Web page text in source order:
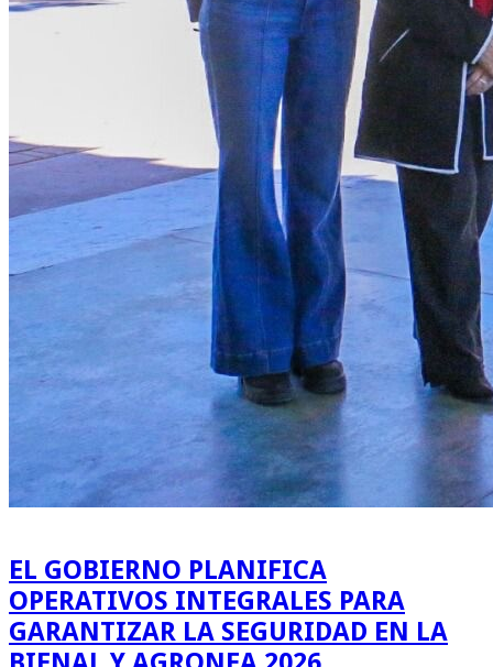
EL GOBIERNO PLANIFICA
OPERATIVOS INTEGRALES PARA
GARANTIZAR LA SEGURIDAD EN LA